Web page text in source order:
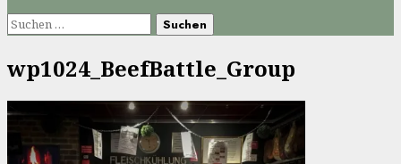
Suchen
wp1024_BeefBattle_Group